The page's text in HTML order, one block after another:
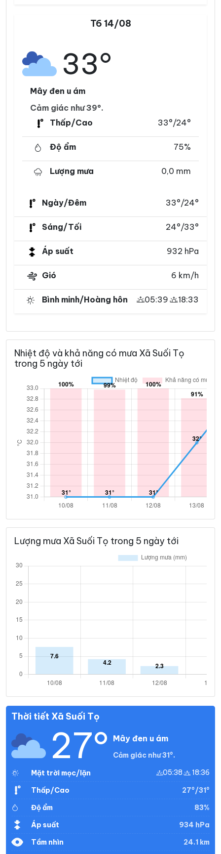
T6 14/08
33°
Mây đen u ám
Cảm giác như 39°.
Thấp/Cao
33°/24°
Độ ẩm 75%
Lượng mưa 0,0 mm
Ngày/Đêm 33°/24°
Sáng/Tối 24°/33°
Áp suất 932 hPa
Gió 6 km/h
Bình minh/Hoàng hôn 05:39 18:33
Nhiệt độ và khả năng có mưa Xã Suối Tọ
trong 5 ngày tới
Lượng mưa Xã Suối Tọ trong 5 ngày tới
Thời tiết Xã Suối Tọ
27° Mây đen u ám
Cảm giác như 31°.
Mặt trời mọc/lặn
05:38 18:36
Thấp/Cao
27°/31°
Độ ẩm
83%
Áp suất
934 hPa
Tầm nhìn
24.1 km